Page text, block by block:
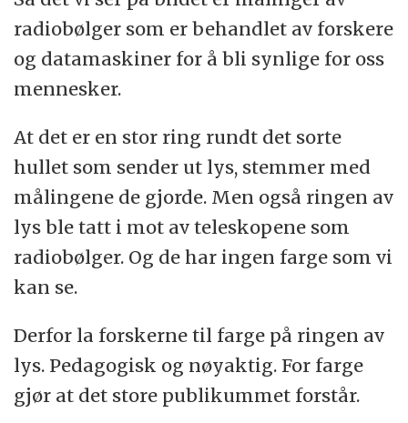
radiobølger som er behandlet av forskere
og datamaskiner for å bli synlige for oss
mennesker.
At det er en stor ring rundt det sorte
hullet som sender ut lys, stemmer med
målingene de gjorde. Men også ringen av
lys ble tatt i mot av teleskopene som
radiobølger. Og de har ingen farge som vi
kan se.
Derfor la forskerne til farge på ringen av
lys. Pedagogisk og nøyaktig. For farge
gjør at det store publikummet forstår.